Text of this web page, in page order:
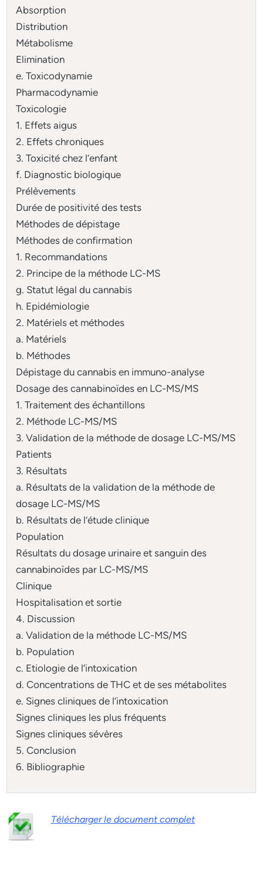
Absorption
Distribution
Métabolisme
Elimination
e. Toxicodynamie
Pharmacodynamie
Toxicologie
1. Effets aigus
2. Effets chroniques
3. Toxicité chez l’enfant
f. Diagnostic biologique
Prélèvements
Durée de positivité des tests
Méthodes de dépistage
Méthodes de confirmation
1. Recommandations
2. Principe de la méthode LC-MS
g. Statut légal du cannabis
h. Epidémiologie
2. Matériels et méthodes
a. Matériels
b. Méthodes
Dépistage du cannabis en immuno-analyse
Dosage des cannabinoïdes en LC-MS/MS
1. Traitement des échantillons
2. Méthode LC-MS/MS
3. Validation de la méthode de dosage LC-MS/MS
Patients
3. Résultats
a. Résultats de la validation de la méthode de
dosage LC-MS/MS
b. Résultats de l’étude clinique
Population
Résultats du dosage urinaire et sanguin des
cannabinoïdes par LC-MS/MS
Clinique
Hospitalisation et sortie
4. Discussion
a. Validation de la méthode LC-MS/MS
b. Population
c. Etiologie de l’intoxication
d. Concentrations de THC et de ses métabolites
e. Signes cliniques de l’intoxication
Signes cliniques les plus fréquents
Signes cliniques sévères
5. Conclusion
6. Bibliographie
Télécharger le document complet